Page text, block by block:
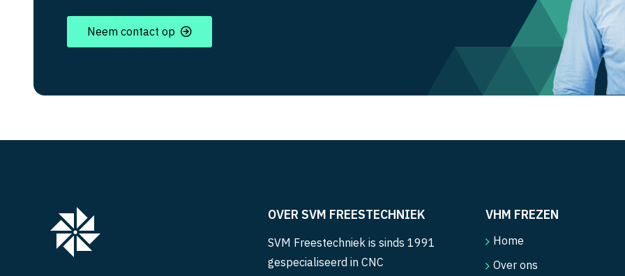
Neem contact op
OVER SVM FREESTECHNIEK
SVM Freestechniek is sinds 1991
gespecialiseerd in CNC
VHM FREZEN
Home
Over ons